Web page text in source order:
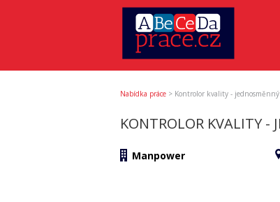
Nabídka práce > Kontrolor kvality -
KONTROLOR KVALITY -
Manpower